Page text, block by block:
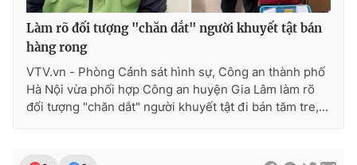
Theo dõi báo trên
Cơ quan chủ quản: Đài Truyền hình Việt Nam
Cơ quan báo chí:Thời báo VTV
Tổng Biên tập:
Làm rõ đối tượng "chăn dắt" người khuyết tật bán
hàng rong
VTV.vn - Phòng Cảnh sát hình sự, Công an thành phố
Hà Nội vừa phối hợp Công an huyện Gia Lâm làm rõ
đối tượng "chăn dắt" người khuyết tật đi bán tăm tre,...